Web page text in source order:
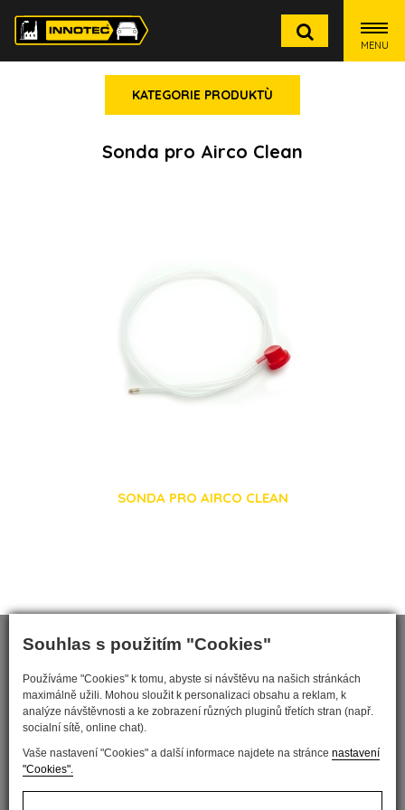
Souhlas s použitím "Cookies"
Používáme "Cookies" k tomu, abyste si návštěvu na našich stránkách
maximálně užili. Mohou sloužit k personalizaci obsahu a reklam, k
analýze návštěvnosti a ke zobrazení různých pluginů třetích stran (např.
socialní sítě, online chat).
Vaše nastavení "Cookies" a další informace najdete na stránce nastavení
"Cookies".
MENU
KATEGORIE PRODUKTÙ
Sonda pro Airco Clean
SONDA PRO AIRCO CLEAN